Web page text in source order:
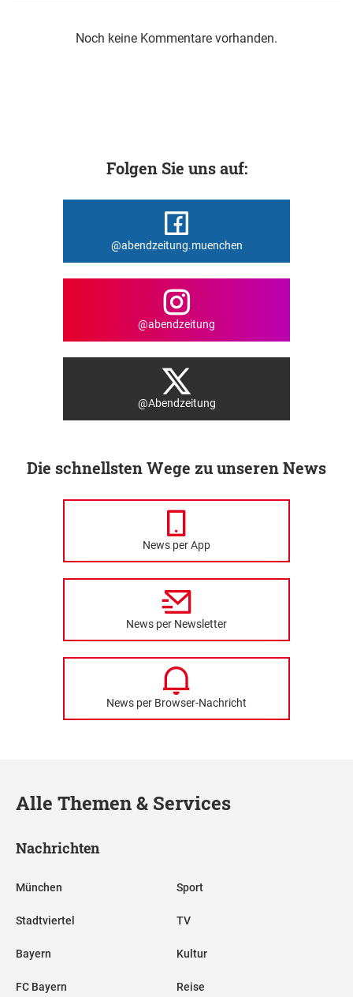
Noch keine Kommentare vorhanden.
Folgen Sie uns auf:
@abendzeitung.muenchen
@abendzeitung
@Abendzeitung
Die schnellsten Wege zu unseren News
News per App
News per Newsletter
News per Browser-Nachricht
Alle Themen & Services
Nachrichten
München
Stadtviertel
Bayern
FC Bayern
Sport
TV
Kultur
Reise